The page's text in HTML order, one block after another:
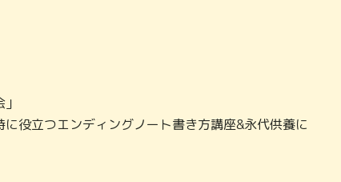
役立つエンディングノート書き方講座&永代供養に